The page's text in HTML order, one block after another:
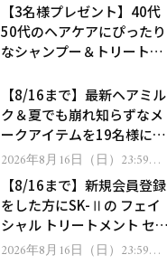
【3名様プレゼント】40代
50代のヘアケアにぴったり
なシャンプー＆トリートメ
処！
【8/16まで】最新ヘアミル
ク＆夏でも崩れ知らずなメ
ークアイテムを19名様にプ
レゼント！
2026年8月16日（日）23:59ま
で【8/16まで】新規会員登録
をした方にSK-Ⅱの フェイ
シャル トリートメント セラ
ムをプレゼント！
2026年8月16日（日）23:59ま